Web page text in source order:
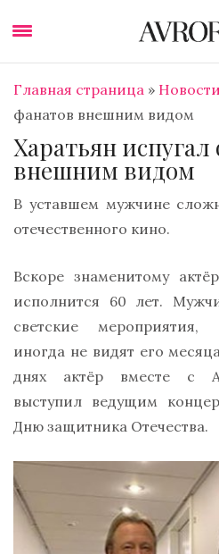
Главная страница » Новости
фанатов внешним видом
Харатьян
внешним видом
В уставшем мужчине
отечественного кино.
Вскоре знаменитому
исполнится 60 лет.
светские мероприятия,
иногда не видят его
днях актёр вместе с
выступил ведущим
Дню защитника Отечества.